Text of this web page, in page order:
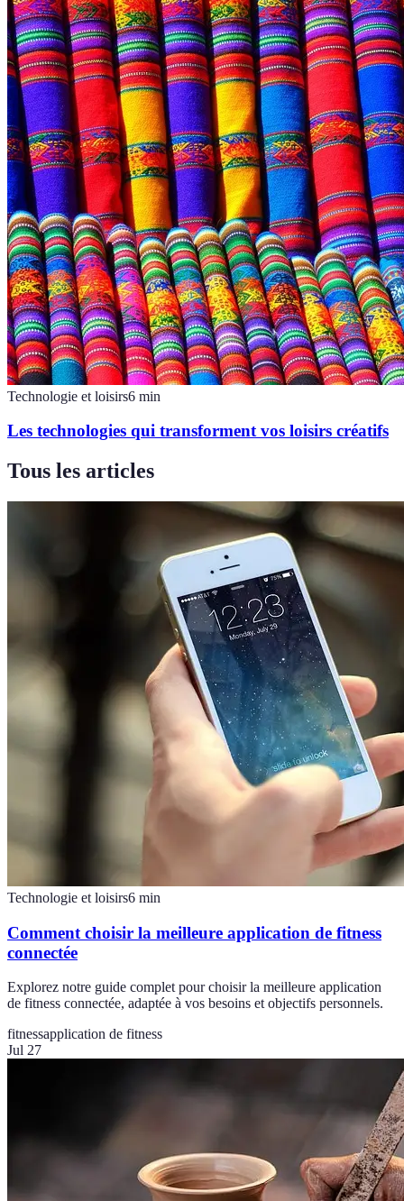
Technologie et loisirs6 min
Les technologies qui transforment vos loisirs créatifs
Tous les articles
Technologie et loisirs6 min
Comment choisir la meilleure application de fitness
connectée
Explorez notre guide complet pour choisir la meilleure application
de fitness connectée, adaptée à vos besoins et objectifs personnels.
fitnessapplication de fitness
Jul 27